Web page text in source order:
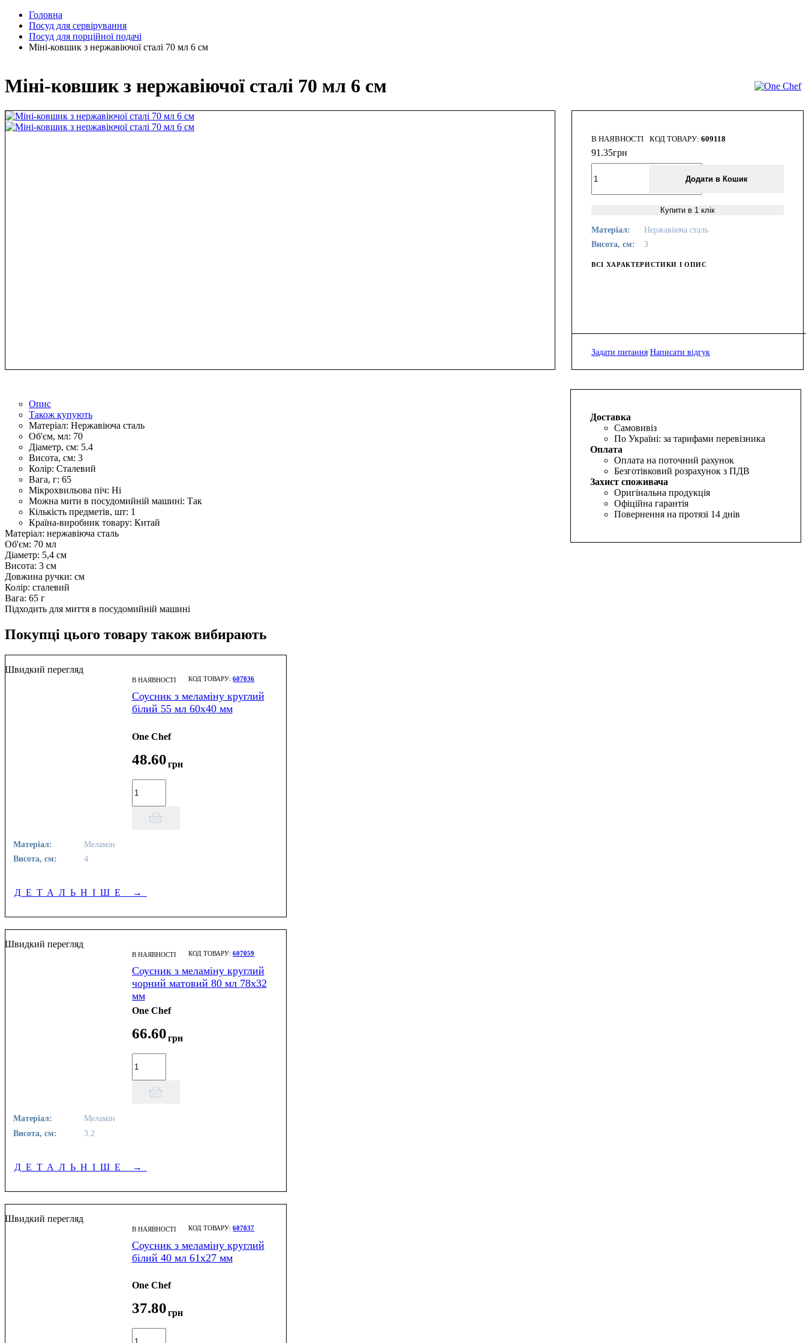
Головна
Посуд для сервірування
Посуд для порційної подачі
Міні-ковшик з нержавіючої сталі 70 мл 6 см
Міні-ковшик з нержавіючої сталі 70 мл 6 см
В НАЯВНОСТІ 609118
91 .35грн
Додати в Кошик
Купити в 1 клік
Матеріал:
Нержавіюча сталь
Висота, см:
3
ВСІ ХАРАКТЕРИСТИКИ І ОПИС
Задати питання Написати відгук
Опис
Також купують
Матеріал: Нержавіюча сталь
Об'єм, мл: 70
Діаметр, см: 5.4
Висота, см: 3
Колір: Сталевий
Вага, г: 65
Мікрохвильова піч: Ні
Можна мити в посудомийній машині: Так
Кількість предметів, шт: 1
Країна-виробник товару: Китай
Матеріал: нержавіюча сталь
Об'єм: 70 мл
Діаметр: 5,4 см
Висота: 3 см
Довжина ручки: см
Колір: сталевий
Вага: 65 г
Підходить для миття в посудомийній машині
Покупці цього товару також вибирають
Швидкий перегляд
В НАЯВНОСТІ 607036
Соусник з меламіну круглий
білий 55 мл 60х40 мм
One Chef
48.60грн
Матеріал:
Меламін
Висота, см:
4
ДЕТАЛЬНІШЕ →
Швидкий перегляд
В НАЯВНОСТІ 607059
Соусник з меламіну круглий
чорний матовий 80 мл 78х32
мм
One Chef
66.60грн
Матеріал:
Меламін
Висота, см:
3.2
ДЕТАЛЬНІШЕ →
Швидкий перегляд
В НАЯВНОСТІ 607037
Соусник з меламіну круглий
білий 40 мл 61х27 мм
One Chef
37.80грн
Доставка
Самовивіз
По Україні: за тарифами перевізника
Оплата
Оплата на поточний рахунок
Безготівковий розрахунок з ПДВ
Захист споживача
Оригінальна продукція
Офіційна гарантія
Повернення на протязі 14 днів